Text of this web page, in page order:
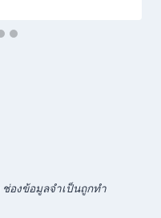
ช่องข้อมูลจำเป็นถูกทำ